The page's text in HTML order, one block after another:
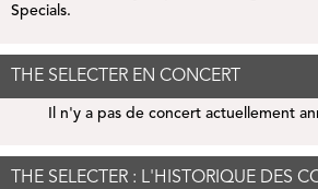
Specials.
THE SELECTER EN CONCERT
Il n'y a pas de concert actuellement
THE SELECTER : L'HISTORIQUE DES